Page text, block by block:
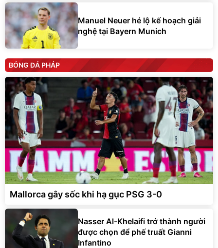
Manuel Neuer hé lộ kế hoạch giải
nghệ tại Bayern Munich
BÓNG ĐÁ PHÁP
Mallorca gây sốc khi hạ gục PSG 3-0
Nasser Al-Khelaifi trở thành người
được chọn để phế truất Gianni
Infantino